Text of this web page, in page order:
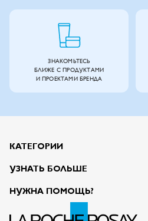
ЗНАКОМЬТЕСЬ
БЛИЖЕ С ПРОДУКТАМИ
И ПРОЕКТАМИ БРЕНДА
КАТЕГОРИИ
УЗНАТЬ БОЛЬШЕ
НУЖНА ПОМОЩЬ?